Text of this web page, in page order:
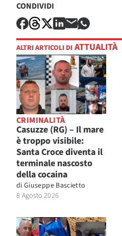
CONDIVIDI
ALTRI ARTICOLI DI ATTUALITÀ
CRIMINALITÀ
Casuzze (RG) – Il mare
è troppo visibile:
Santa Croce diventa il
terminale nascosto
della cocaina
di Giuseppe Bascietto
8 Agosto 2026